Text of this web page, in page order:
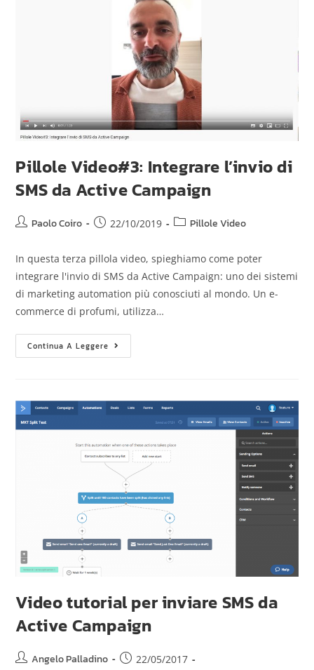
Pillole Video#3: Integrare l’invio di
SMS da Active Campaign
Paolo Coiro 22/10/2019 Pillole Video
In questa terza pillola video, spieghiamo come poter
integrare l'invio di SMS da Active Campaign: uno dei sistemi
di marketing automation più conosciuti al mondo. Un e-
commerce di profumi, utilizza…
Continua A Leggere
Video tutorial per inviare SMS da
Active Campaign
Angelo Palladino 22/05/2017